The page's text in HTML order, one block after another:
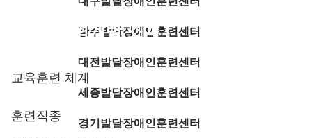
광주발달장애인훈련센터
대전발달장애인훈련센터
세종발달장애인훈련센터
경기발달장애인훈련센터
직업능력개발 소개
교육훈련 체계
훈련직종